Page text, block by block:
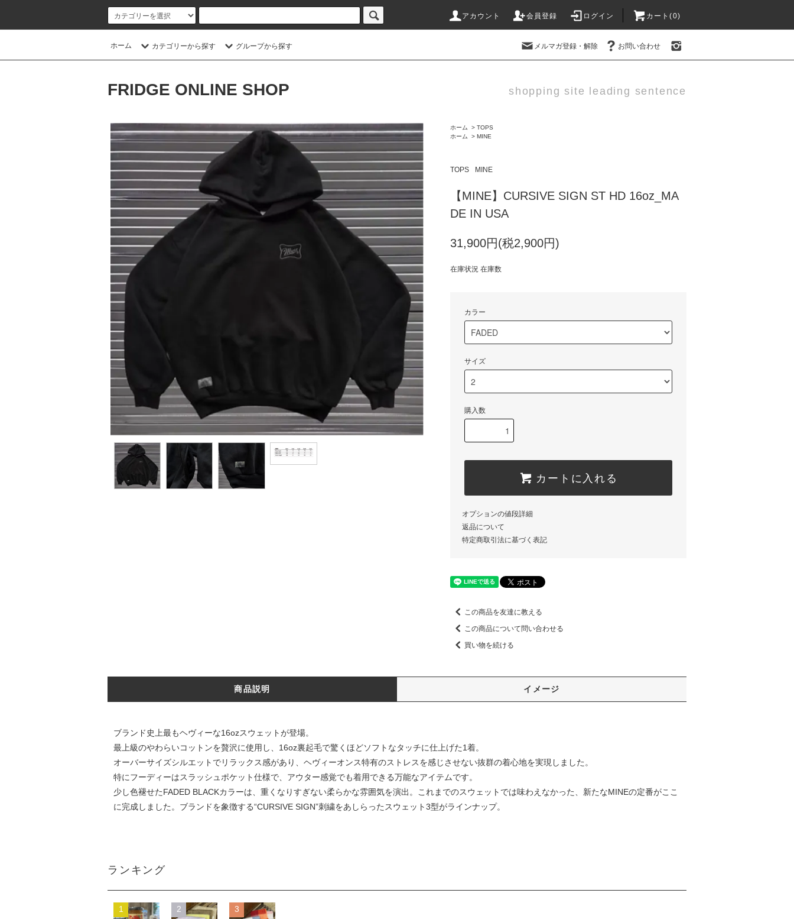
アカウント 会員登録 ログイン カート(0)
ホーム カテゴリーから探す グループから探す メルマガ登録・解除 お問い合わせ
FRIDGE ONLINE SHOP shopping site leading sentence
ホーム > TOPS
ホーム
> MINE
TOPS MINE
【MINE】CURSIVE SIGN ST HD 16oz_MA
DE IN USA
31,900円(税2,900円)
在庫状況 在庫数
カラー
サイズ
購入数
カートに入れる
オプションの値段詳細
返品について
特定商取引法に基づく表記
この商品を友達に教える
この商品について問い合わせる
買い物を続ける
商品説明 イメージ
ブランド史上最もヘヴィーな16ozスウェットが登場。
最上級のやわらいコットンを贅沢に使用し、16oz裏起毛で驚くほどソフトなタッチに仕上げた1着。
オーバーサイズシルエットでリラックス感があり、ヘヴィーオンス特有のストレスを感じさせない抜群の着心地を実現しました。
特にフーディーはスラッシュポケット仕様で、アウター感覚でも着用できる万能なアイテムです。
少し色褪せたFADED BLACKカラーは、重くなりすぎない柔らかな雰囲気を演出。これまでのスウェットでは味わえなかった、新たなMINEの定番がここ
に完成しました。ブランドを象徴する“CURSIVE SIGN”刺繍をあしらったスウェット3型がラインナップ。
ランキング
1 2 3